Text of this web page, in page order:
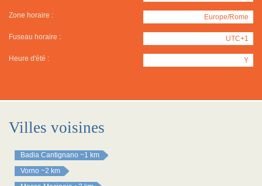
Zone horaire : Europe/Rome
Fuseau horaire : UTC+1
Heure d'été : Y
Villes voisines
Badia Cantignano ~1 km
Vorno ~2 km